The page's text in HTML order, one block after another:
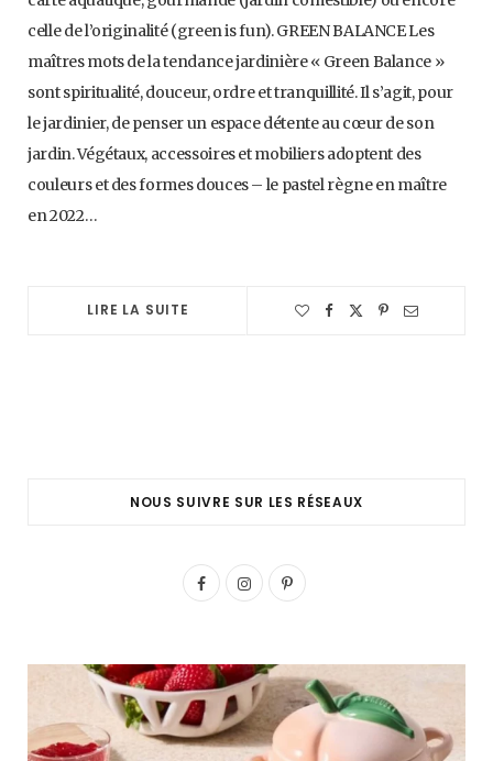
celle de l’originalité (green is fun). GREEN BALANCE Les
maîtres mots de la tendance jardinière « Green Balance »
sont spiritualité, douceur, ordre et tranquillité. Il s’agit, pour
le jardinier, de penser un espace détente au cœur de son
jardin. Végétaux, accessoires et mobiliers adoptent des
couleurs et des formes douces – le pastel règne en maître
en 2022…
LIRE LA SUITE
NOUS SUIVRE SUR LES RÉSEAUX
F
e
b
I
t
a
P
t